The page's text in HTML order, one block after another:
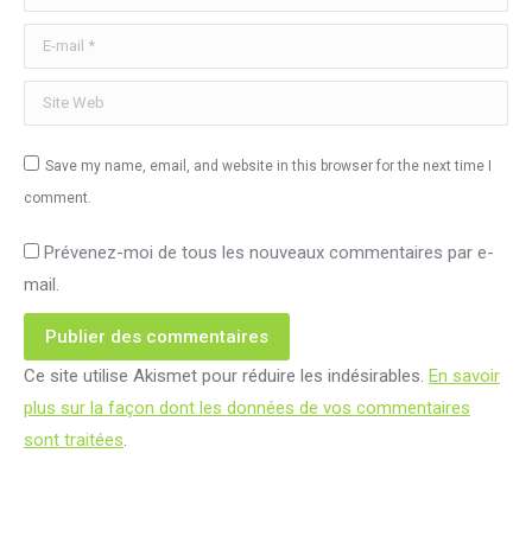
E-mail *
Site Web
Save my name, email, and website in this browser for the next time I
comment.
Prévenez-moi de tous les nouveaux commentaires par e-
mail.
Publier des commentaires
Ce site utilise Akismet pour réduire les indésirables. En savoir
plus sur la façon dont les données de vos commentaires
sont traitées.